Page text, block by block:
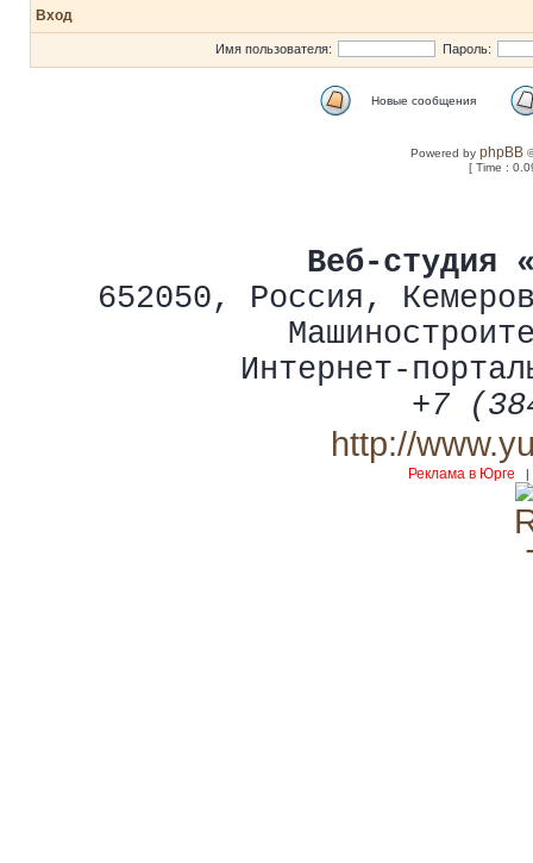
Вход
Имя пользователя: Пароль:
Новые сообщения
Powered byphpBB
[ Time :
Веб-студия
652050, Россия ,
Интернет-
+7
http://
Реклама в Юрге